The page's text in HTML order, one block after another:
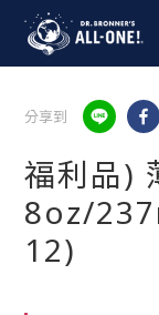
分享到
福利品)
8oz/
12)